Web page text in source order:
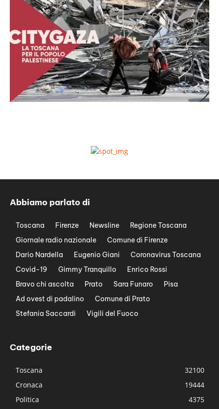
Abbiamo parlato di
Toscana Firenze Newsline
Regione Toscana
Giornale radio nazionale
Comune di Firenze
Dario Nardella
Eugenio Giani
Coronavirus Toscana
Covid-19
Gimmy Tranquillo
Enrico Rossi
Bravo chi ascolta
Prato Sara Funaro
Pisa
Ad ovest di padalino
Comune di Prato
Stefania Saccardi
Vigili del Fuoco
Categorie
Toscana
32100
Cronaca
19444
Politica
4375